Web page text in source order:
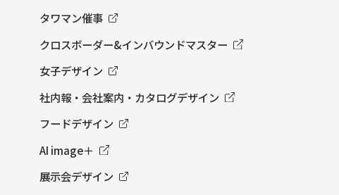
タワマン催事
クロスボーダー&インバウンドマスター
女子デザイン
社内報・会社案内・カタログデザイン
フードデザイン
AI image＋
展示会デザイン